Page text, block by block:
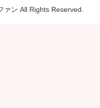
ン All Rights Reserved.